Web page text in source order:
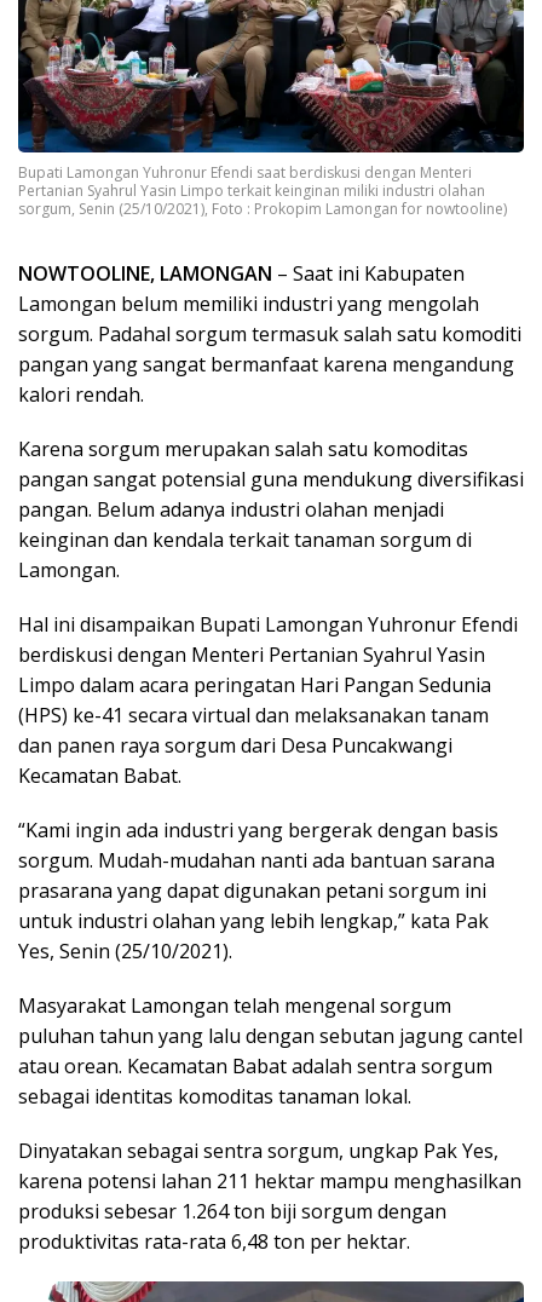
Bupati Lamongan Yuhronur Efendi saat berdiskusi dengan Menteri
Pertanian Syahrul Yasin Limpo terkait keinginan miliki industri olahan
sorgum, Senin (25/10/2021), Foto : Prokopim Lamongan for nowtooline)
NOWTOOLINE, LAMONGAN – Saat ini Kabupaten
Lamongan belum memiliki industri yang mengolah
sorgum. Padahal sorgum termasuk salah satu komoditi
pangan yang sangat bermanfaat karena mengandung
kalori rendah.
Karena sorgum merupakan salah satu komoditas
pangan sangat potensial guna mendukung diversifikasi
pangan. Belum adanya industri olahan menjadi
keinginan dan kendala terkait tanaman sorgum di
Lamongan.
Hal ini disampaikan Bupati Lamongan Yuhronur Efendi
berdiskusi dengan Menteri Pertanian Syahrul Yasin
Limpo dalam acara peringatan Hari Pangan Sedunia
(HPS) ke-41 secara virtual dan melaksanakan tanam
dan panen raya sorgum dari Desa Puncakwangi
Kecamatan Babat.
“Kami ingin ada industri yang bergerak dengan basis
sorgum. Mudah-mudahan nanti ada bantuan sarana
prasarana yang dapat digunakan petani sorgum ini
untuk industri olahan yang lebih lengkap,” kata Pak
Yes, Senin (25/10/2021).
Masyarakat Lamongan telah mengenal sorgum
puluhan tahun yang lalu dengan sebutan jagung cantel
atau orean. Kecamatan Babat adalah sentra sorgum
sebagai identitas komoditas tanaman lokal.
Dinyatakan sebagai sentra sorgum, ungkap Pak Yes,
karena potensi lahan 211 hektar mampu menghasilkan
produksi sebesar 1.264 ton biji sorgum dengan
produktivitas rata-rata 6,48 ton per hektar.